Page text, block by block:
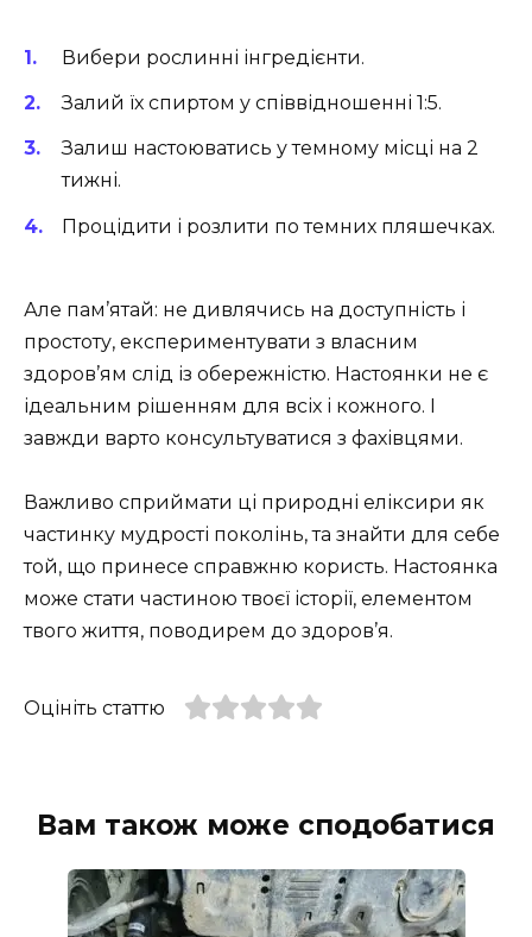
Вибери рослинні інгредієнти.
Залий їх спиртом у співвідношенні 1:5.
Залиш настоюватись у темному місці на 2
тижні.
Процідити і розлити по темних пляшечках.
Але пам’ятай: не дивлячись на доступність і
простоту, експериментувати з власним
здоров’ям слід із обережністю. Настоянки не є
ідеальним рішенням для всіх і кожного. І
завжди варто консультуватися з фахівцями.
Важливо сприймати ці природні еліксири як
частинку мудрості поколінь, та знайти для себе
той, що принесе справжню користь. Настоянка
може стати частиною твоєї історії, елементом
твого життя, поводирем до здоров’я.
Оцініть статтю
Вам також може сподобатися